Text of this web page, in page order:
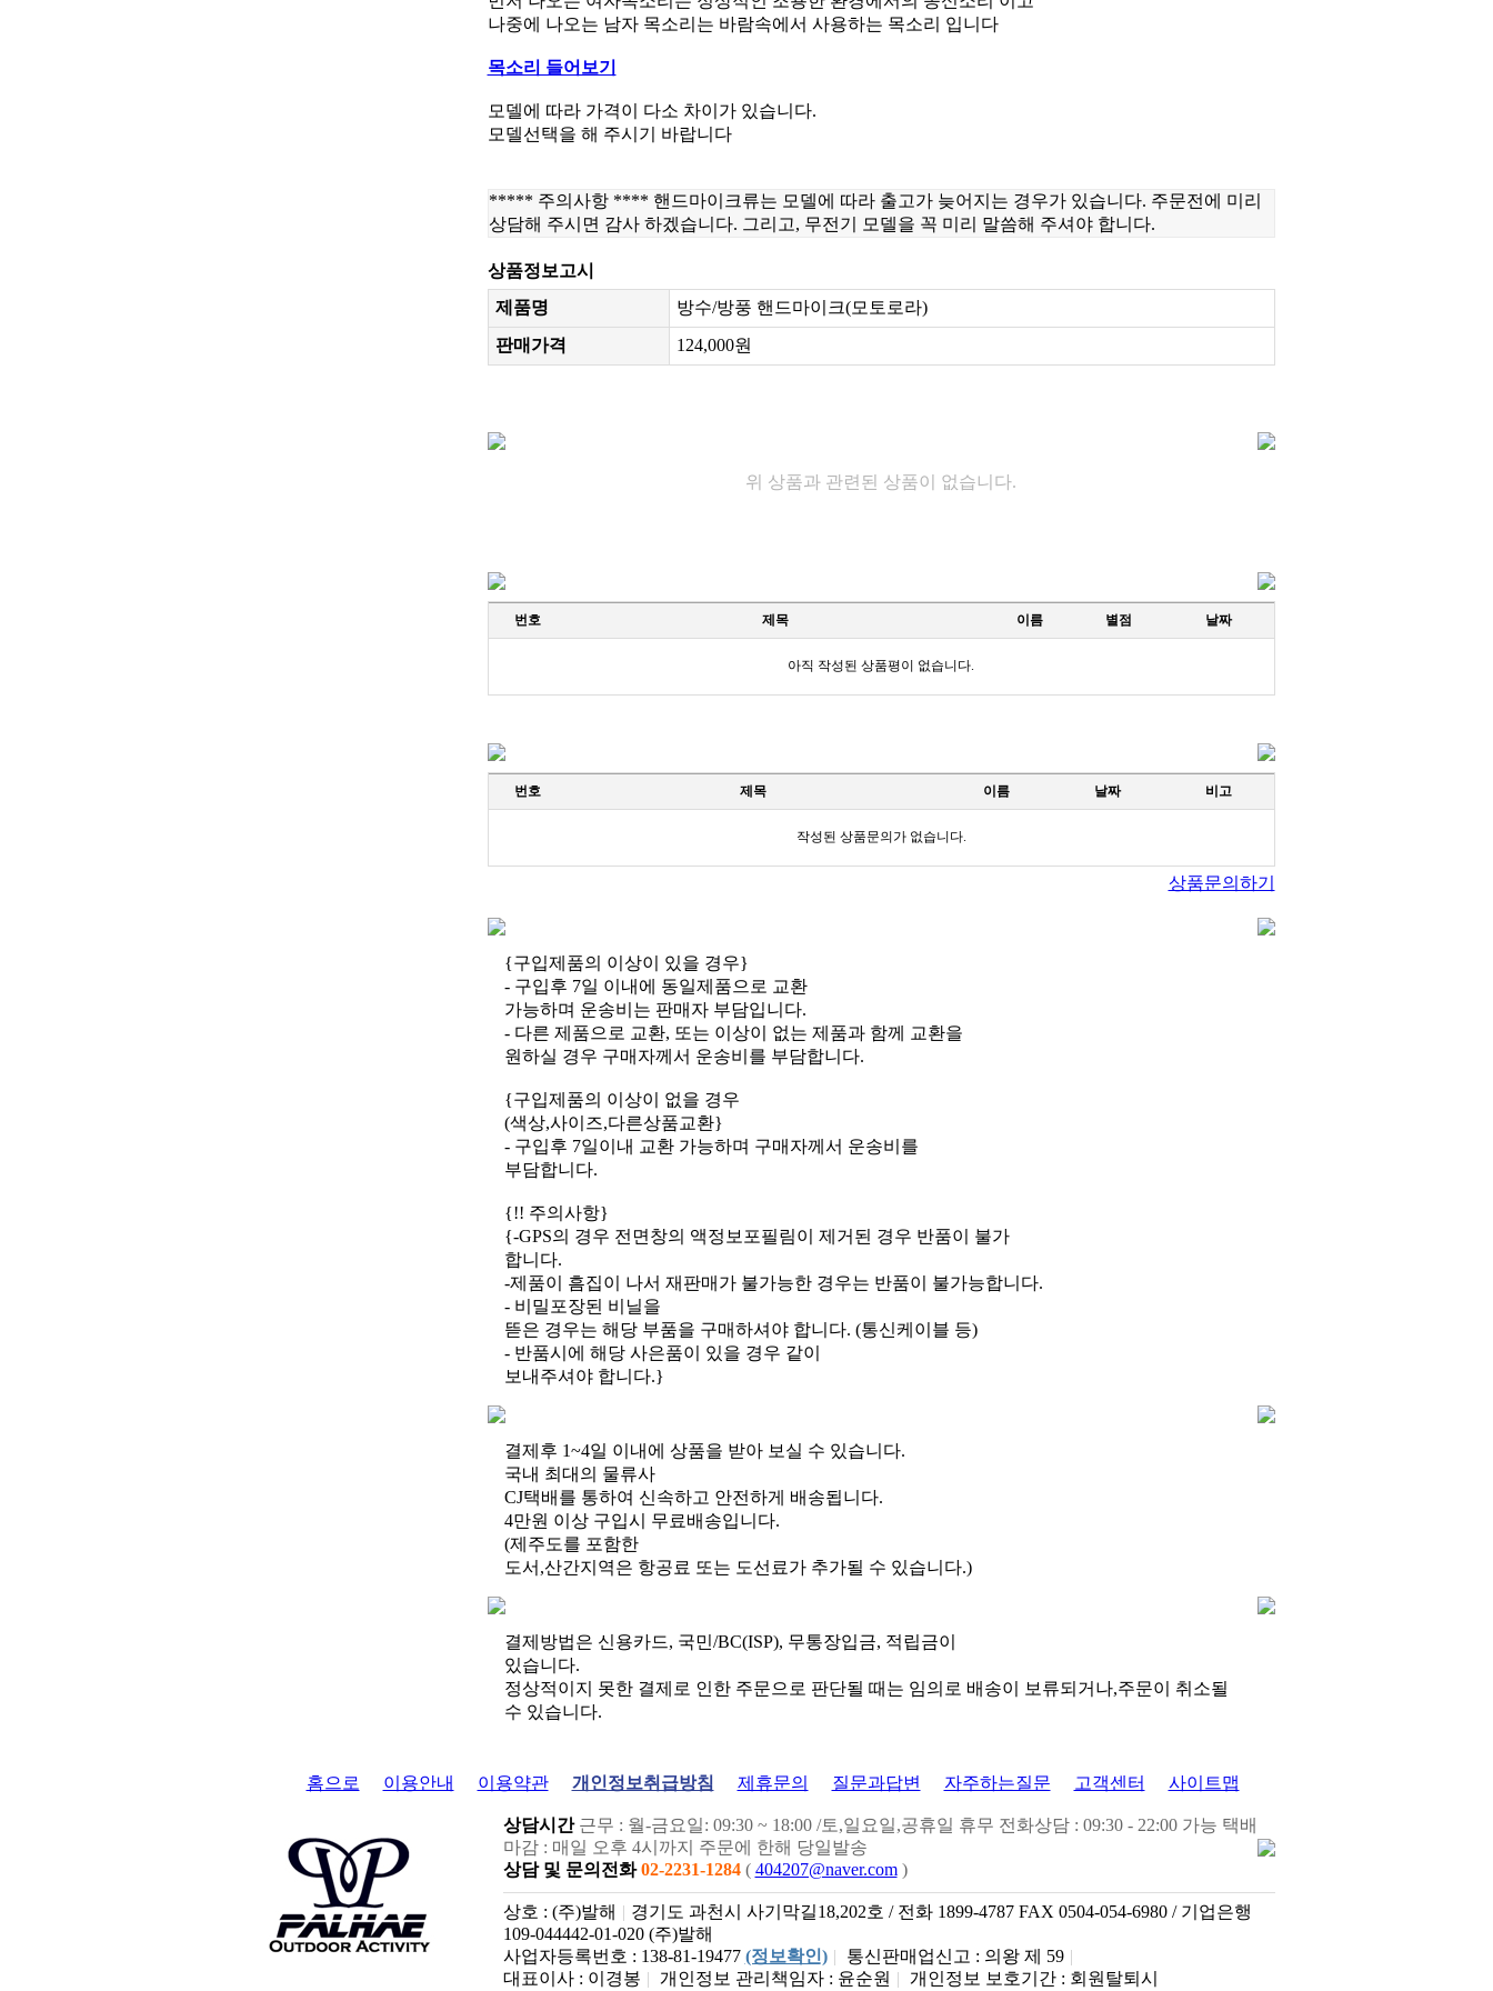
나중에 나오는 남자 목소리는 바람속에서 사용하는 목소리 입니다
목소리 들어보기
모델에 따라 가격이 다소 차이가 있습니다.
모델선택을 해 주시기 바랍니다
***** 주의사항 **** 핸드마이크류는 모델에 따라 출고가 늦어지는 경우가 있습니다. 주문전에 미리
상담해 주시면 감사 하겠습니다. 그리고, 무전기 모델을 꼭 미리 말씀해 주셔야 합니다.
상품정보고시
제품명
방수/방풍 핸드마이크(모토로라)
판매가격
124,000원
위 상품과 관련된 상품이 없습니다.
번호 제목 이름 별점 날짜
아직 작성된 상품평이 없습니다.
번호 제목 이름 날짜 비고
작성된 상품문의가 없습니다.
상품문의하기
{구입제품의 이상이 있을 경우}
- 구입후 7일 이내에 동일제품으로 교환
가능하며 운송비는 판매자 부담입니다.
- 다른 제품으로 교환, 또는 이상이 없는 제품과 함께 교환을
원하실 경우 구매자께서 운송비를 부담합니다.
{구입제품의 이상이 없을 경우
(색상,사이즈,다른상품교환}
- 구입후 7일이내 교환 가능하며 구매자께서 운송비를
부담합니다.
{!! 주의사항}
{-GPS의 경우 전면창의 액정보포필림이 제거된 경우 반품이 불가
합니다.
-제품이 흠집이 나서 재판매가 불가능한 경우는 반품이 불가능합니다.
- 비밀포장된 비닐을
뜯은 경우는 해당 부품을 구매하셔야 합니다. (통신케이블 등)
- 반품시에 해당 사은품이 있을 경우 같이
보내주셔야 합니다.}
결제후 1~4일 이내에 상품을 받아 보실 수 있습니다.
국내 최대의 물류사
CJ택배를 통하여 신속하고 안전하게 배송됩니다.
4만원 이상 구입시 무료배송입니다.
(제주도를 포함한
도서,산간지역은 항공료 또는 도선료가 추가될 수 있습니다.)
결제방법은 신용카드, 국민/BC(ISP), 무통장입금, 적립금이
있습니다.
정상적이지 못한 결제로 인한 주문으로 판단될 때는 임의로 배송이 보류되거나,주문이 취소될
수 있습니다.
홈으로 이용안내 이용약관 개인정보취급방침 제휴문의 질문과답변 자주하는질문 고객센터 사이트맵
상담시간 근무 : 월-금요일: 09:30 ~ 18:00 /토,일요일,공휴일 휴무 전화상담 : 09:30 - 22:00 가능 택배
마감 : 매일 오후 4시까지 주문에 한해 당일발송
상담 및 문의전화02-2231-1284 ( 404207@naver.com)
상호 : (주)발해 | 경기도 과천시 사기막길18,202호 / 전화 1899-4787 FAX 0504-054-6980 / 기업은행
109-044442-01-020 (주)발해
사업자등록번호 : 138-81-19477 (정보확인) | 통신판매업신고 : 의왕 제 59 |
대표이사 : 이경봉 | 개인정보 관리책임자 : 윤순원 | 개인정보 보호기간 : 회원탈퇴시